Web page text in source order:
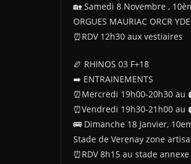
🏡 Samedi 8 Novembre ,
ORGUES MAURIAC ORCR
⏰️RDV 12h30 aux vestiaires
🏉 RHINOS 03 F+18
➡️ ENTRAINEMENTS
⏰Mercredi 19h00-20h30
⏰Vendredi 19h30-21h00
🚌 Dimanche 18 Janvier,
Stade de Verenay zone
⏰️RDV 8h15 au stade annexe